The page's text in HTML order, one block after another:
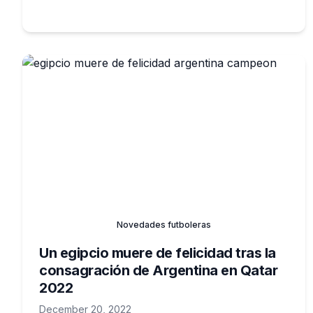
Novedades futboleras
Un egipcio muere de felicidad tras la
consagración de Argentina en Qatar
2022
December 20, 2022